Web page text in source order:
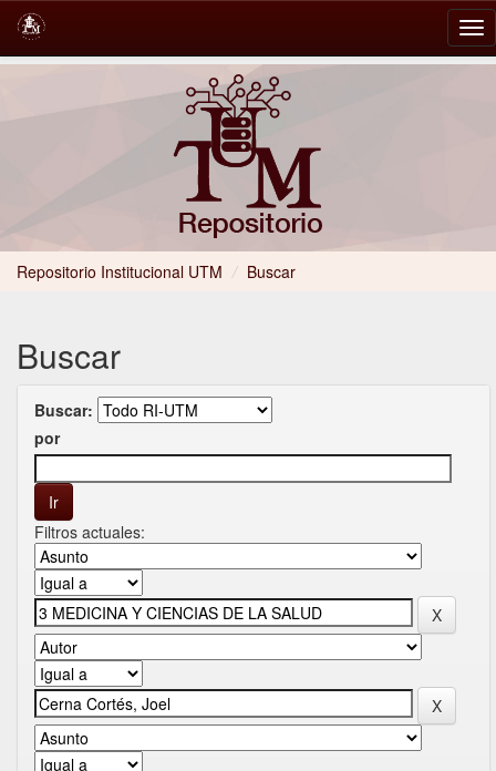
Repositorio Institucional UTM / Buscar
Buscar
Buscar:
por
Filtros actuales: